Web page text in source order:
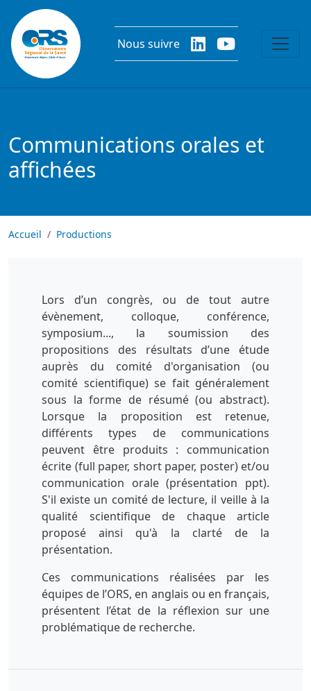
Aller au contenu principal
Nous suivre
Communications orales et
affichées
Accueil Productions
Lors d’un congrès, ou de tout autre
évènement, colloque, conférence,
symposium..., la soumission des
propositions des résultats d’une étude
auprès du comité d'organisation (ou
comité scientifique) se fait généralement
sous la forme de résumé (ou abstract).
Lorsque la proposition est retenue,
différents types de communications
peuvent être produits : communication
écrite (full paper, short paper, poster) et/ou
communication orale (présentation ppt).
S'il existe un comité de lecture, il veille à la
qualité scientifique de chaque article
proposé ainsi qu'à la clarté de la
présentation.
Ces communications réalisées par les
équipes de l’ORS, en anglais ou en français,
présentent l’état de la réflexion sur une
problématique de recherche.